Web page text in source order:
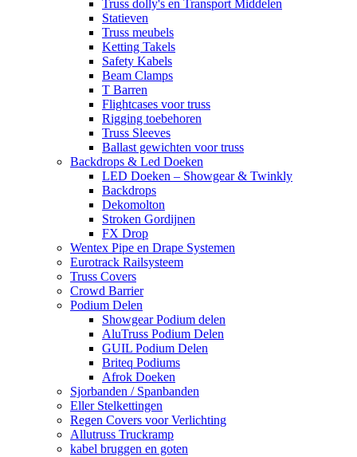
Truss dolly's en Transport Middelen
Statieven
Truss meubels
Ketting Takels
Safety Kabels
Beam Clamps
T Barren
Flightcases voor truss
Rigging toebehoren
Truss Sleeves
Ballast gewichten voor truss
Backdrops & Led Doeken
LED Doeken – Showgear & Twinkly
Backdrops
Dekomolton
Stroken Gordijnen
FX Drop
Wentex Pipe en Drape Systemen
Eurotrack Railsysteem
Truss Covers
Crowd Barrier
Podium Delen
Showgear Podium delen
AluTruss Podium Delen
GUIL Podium Delen
Briteq Podiums
Afrok Doeken
Sjorbanden / Spanbanden
Eller Stelkettingen
Regen Covers voor Verlichting
Allutruss Truckramp
kabel bruggen en goten